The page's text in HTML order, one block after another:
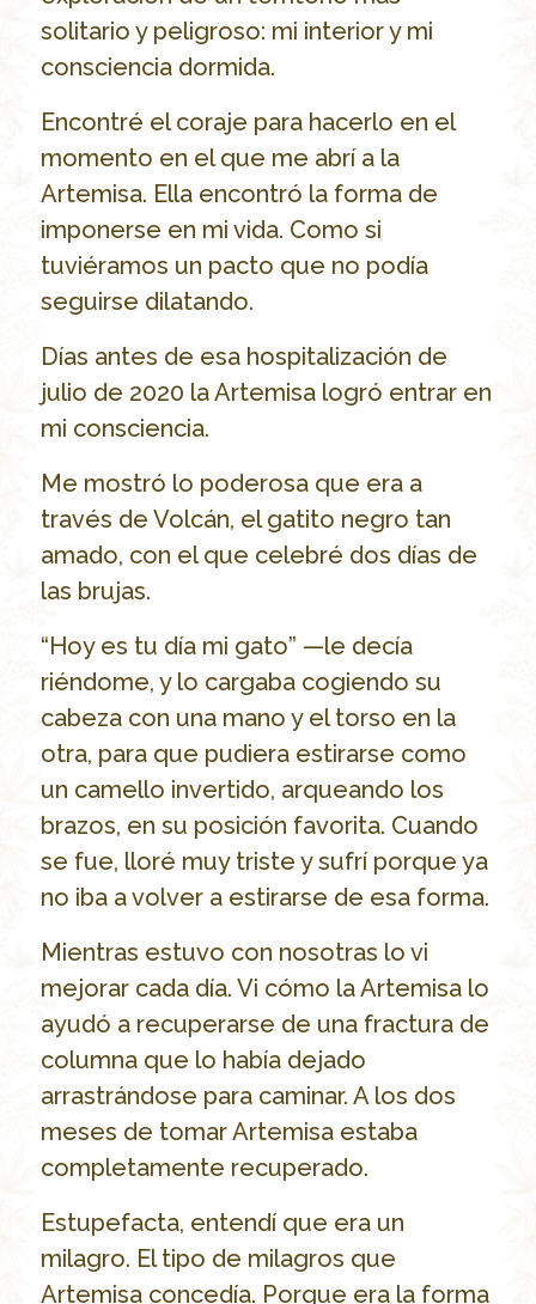
solitario y peligroso: mi interior y mi
consciencia dormida.
Encontré el coraje para hacerlo en el
momento en el que me abrí a la
Artemisa. Ella encontró la forma de
imponerse en mi vida. Como si
tuviéramos un pacto que no podía
seguirse dilatando.
Días antes de esa hospitalización de
julio de 2020 la Artemisa logró entrar en
mi consciencia.
Me mostró lo poderosa que era a
través de Volcán, el gatito negro tan
amado, con el que celebré dos días de
las brujas.
“Hoy es tu día mi gato” —le decía
riéndome, y lo cargaba cogiendo su
cabeza con una mano y el torso en la
otra, para que pudiera estirarse como
un camello invertido, arqueando los
brazos, en su posición favorita. Cuando
se fue, lloré muy triste y sufrí porque ya
no iba a volver a estirarse de esa forma.
Mientras estuvo con nosotras lo vi
mejorar cada día. Vi cómo la Artemisa lo
ayudó a recuperarse de una fractura de
columna que lo había dejado
arrastrándose para caminar. A los dos
meses de tomar Artemisa estaba
completamente recuperado.
Estupefacta, entendí que era un
milagro. El tipo de milagros que
Artemisa concedía. Porque era la forma